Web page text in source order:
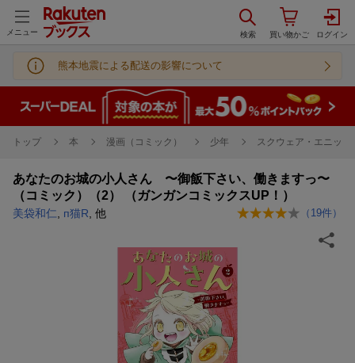
メニュー
熊本地震による配送の影響について
トップ 本 漫画（コミック） 少年 スクウェア・エニック
あなたのお城の小人さん 〜御飯下さい、働きますっ〜
（コミック）（2） （ガンガンコミックスUP！）
美袋和仁 п猫R , 他 （ 19件）